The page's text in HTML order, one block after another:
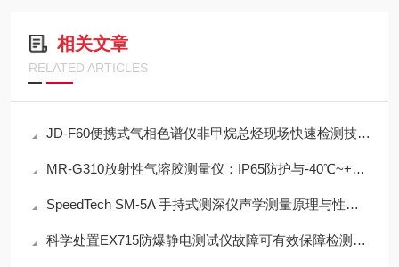
相关文章
RELATED ARTICLES
JD-F60便携式气相色谱仪非甲烷总烃现场快速检测技术方案
MR-G310放射性气溶胶测量仪：IP65防护与-40℃~+50℃宽温工作能力
SpeedTech SM-5A 手持式测深仪声学测量原理与性能分析
科学处置EX715防爆静电测试仪故障可有效保障检测工作正常开展